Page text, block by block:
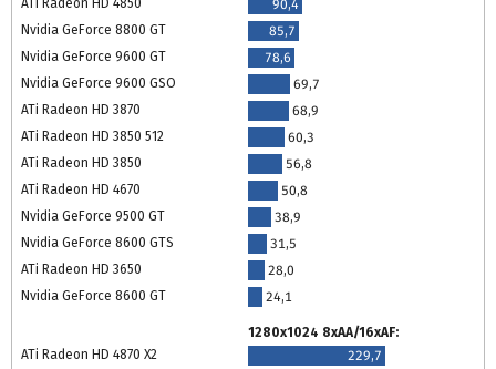
90,4
Nvidia GeForce 8800 GT
85,7
Nvidia GeForce 9600 GT
78,6
Nvidia GeForce 9600 GSO
69,7
ATi Radeon HD 3870
68,9
ATi Radeon HD 3850 512
60,3
ATi Radeon HD 3850
56,8
ATi Radeon HD 4670
50,8
Nvidia GeForce 9500 GT
38,9
Nvidia GeForce 8600 GTS
31,5
ATi Radeon HD 3650
28,0
Nvidia GeForce 8600 GT
24,1
1280x1024 8xAA/16xAF:
ATi Radeon HD 4870 X2
229,7